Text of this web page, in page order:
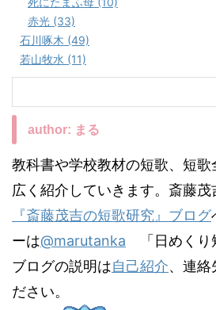
赤光 (33)
石川啄木 (49)
若山牧水 (11)
author: まる
教科書や学校教材の短歌、短
広く紹介していきます。斎藤
『斎藤茂吉の短歌研究』ブログ
ーは@marutanka 「日めくり
ブログの説明は自己紹介、連絡
ださい。